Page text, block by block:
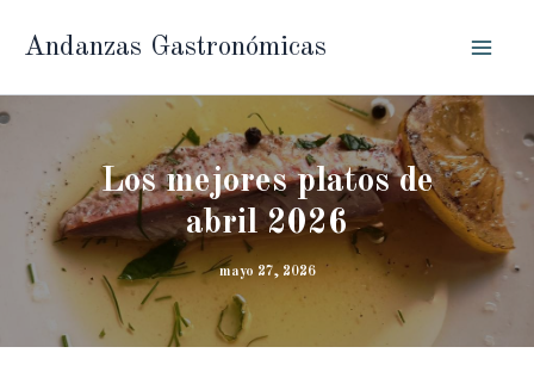
Andanzas Gastronómicas
Los mejores platos de
abril 2026
mayo 27, 2026